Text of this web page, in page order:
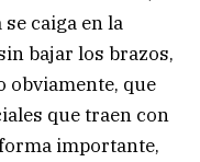
caiga en la
bajar los brazos,
obviamente, que
que traen con
importante,